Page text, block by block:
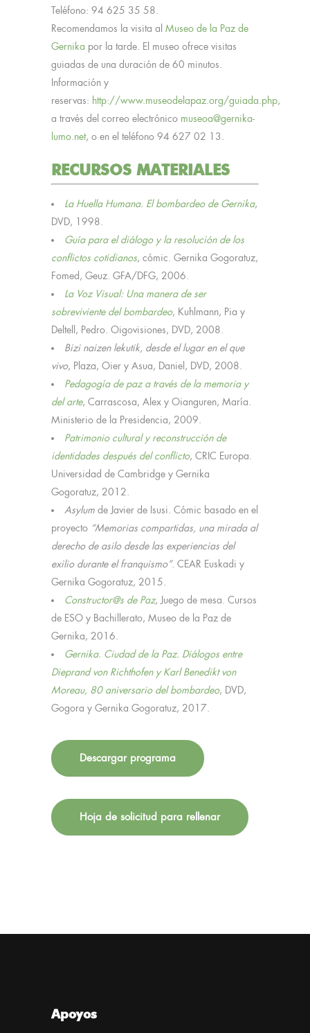
Teléfono: 94 625 35 58.
Recomendamos la visita al Museo de la Paz de
Gernika por la tarde. El museo ofrece visitas
guiadas de una duración de 60 minutos.
Información y
reservas: http://www.museodelapaz.org/guiada.php,
a través del correo electrónico museoa@gernika-
lumo.net, o en el teléfono 94 627 02 13.
RECURSOS MATERIALES
La Huella Humana. El bombardeo de Gernika,
DVD, 1998.
Guía para el diálogo y la resolución de los
conflictos cotidianos, cómic. Gernika Gogoratuz,
Fomed, Geuz. GFA/DFG, 2006.
La Voz Visual: Una manera de ser
sobreviviente del bombardeo, Kuhlmann, Pia y
Deltell, Pedro. Oigovisiones, DVD, 2008.
Bizi naizen lekutik, desde el lugar en el que
vivo, Plaza, Oier y Asua, Daniel, DVD, 2008.
Pedagogía de paz a través de la memoria y
del arte, Carrascosa, Alex y Oianguren, María.
Ministerio de la Presidencia, 2009.
Patrimonio cultural y reconstrucción de
identidades después del conflicto, CRIC Europa.
Universidad de Cambridge y Gernika
Gogoratuz, 2012.
Asylum de Javier de Isusi. Cómic basado en el
proyecto “Memorias compartidas, una mirada al
derecho de asilo desde las experiencias del
exilio durante el franquismo”. CEAR Euskadi y
Gernika Gogoratuz, 2015.
Constructor@s de Paz, Juego de mesa. Cursos
de ESO y Bachillerato, Museo de la Paz de
Gernika, 2016.
Gernika. Ciudad de la Paz. Diálogos entre
Dieprand von Richthofen y Karl Benedikt von
Moreau, 80 aniversario del bombardeo, DVD,
Gogora y Gernika Gogoratuz, 2017.
Descargar programa
Hoja de solicitud para rellenar
Apoyos